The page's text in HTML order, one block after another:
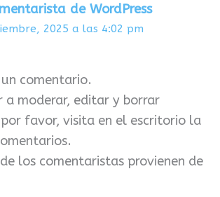
de WordPress
2025 a las 4:02 pm
comentario.
a moderar, editar y borrar
favor, visita en el escritorio la
los comentaristas provienen de